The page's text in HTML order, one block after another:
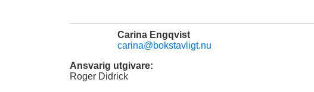
Carina Engqvist
carina@bokstavligt.nu
Ansvarig utgivare:
Roger Didrick